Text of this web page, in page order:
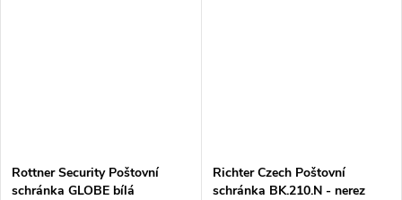
Rottner Security Poštovní
schránka GLOBE bílá
Richter Czech Poštovní
schránka BK.210.N - nerez